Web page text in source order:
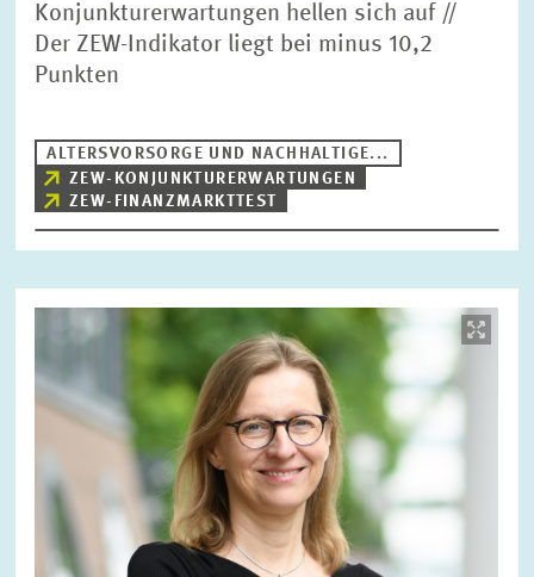
Konjunkturerwartungen hellen sich auf //
Der ZEW-Indikator liegt bei minus 10,2
Punkten
ALTERSVORSORGE UND NACHHALTIGE...
ZEW-KONJUNKTURERWARTUNGEN
ZEW-FINANZMARKTTEST
vergrößerter
Ansicht